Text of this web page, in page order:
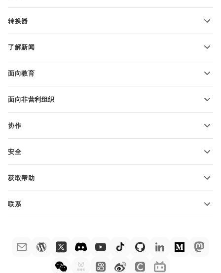
文本文档模板
转换器
转换电子表格
了解新闻
面向教育
适用于教育人士
面向非营利组织
申请免费帐户
协作
翻译人员
安全
获取帮助
帮助中心
白皮书
联系
媒体咨询
press@onlyoffice.com